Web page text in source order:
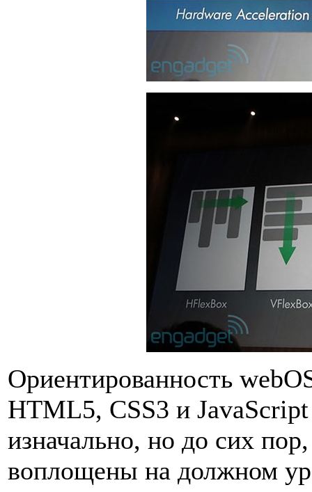
Ориентированность
HTML5, CSS3 и
изначально, но до сих
воплощены на должном